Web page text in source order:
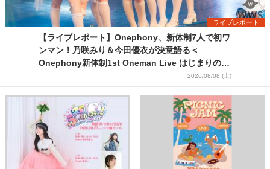
ライブレポート
【ライブレポート】Onephony、新体制7人で初ワ
ンマン！乃咲みり＆今田優衣が決意語る＜
Onephony新体制1st Oneman Live はじまりの夏
2026/08/08 (土)